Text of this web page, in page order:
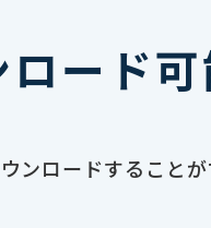
ード
ロードすることが